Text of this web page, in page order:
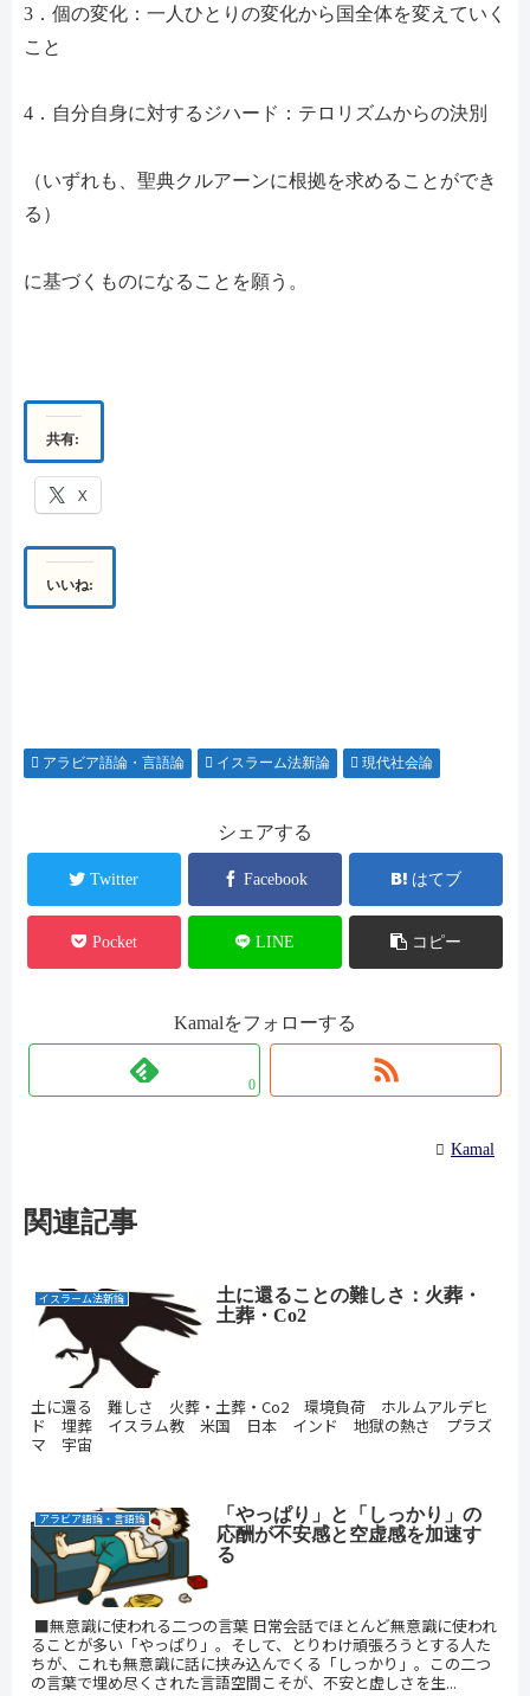
3．個の変化：一人ひとりの変化から国全体を変えていく
こと
4．自分自身に対するジハード：テロリズムからの決別
（いずれも、聖典クルアーンに根拠を求めることができ
る）
に基づくものになることを願う。
共有:
X
いいね:
アラビア語論・言語論 イスラーム法新論 現代社会論
シェアする
Twitter Facebook はてブ
Pocket LINE コピー
Kamalをフォローする
0
Kamal
関連記事
イスラーム法新論
土に還ることの難しさ：火葬・
土葬・Co2
土に還る 難しさ 火葬・土葬・Co2 環境負荷 ホルムアルデヒ
ド 埋葬 イスラム教 米国 日本 インド 地獄の熱さ プラズ
マ 宇宙
アラビア語論・言語論
「やっぱり」と「しっかり」の
応酬が不安感と空虚感を加速す
る
■無意識に使われる二つの言葉 日常会話でほとんど無意識に使われ
ることが多い「やっぱり」。そして、とりわけ頑張ろうとする人た
ちが、これも無意識に話に挟み込んでくる「しっかり」。この二つ
の言葉で埋め尽くされた言語空間こそが、不安と虚しさを生...